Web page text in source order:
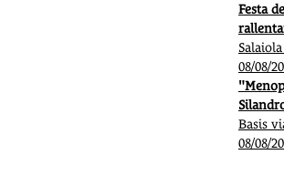
Festa
08/08/
Basis
08/08/